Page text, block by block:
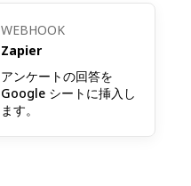
WEBHOOK
Zapier
アンケートの回答を
Google シートに挿入し
ます。